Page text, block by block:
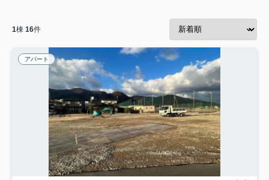
1棟 16件
アパート